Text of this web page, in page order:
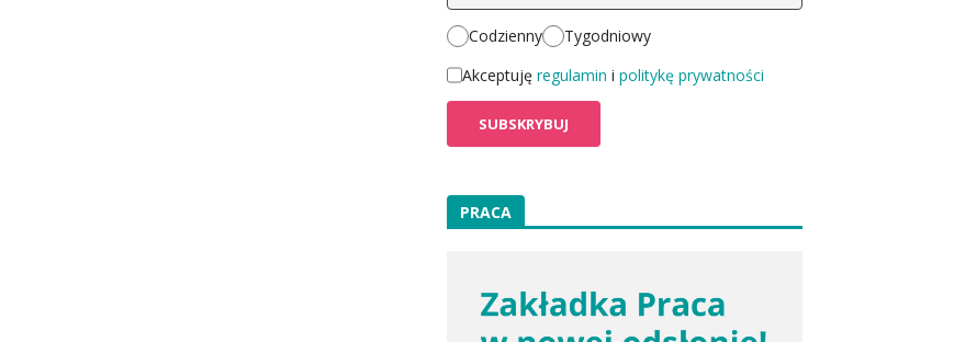
Codzienny
Tygodniowy
Akceptuję regulamin i politykę prywatności
PRACA